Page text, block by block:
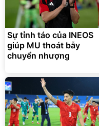
Sự tỉnh táo của INEOS
giúp MU thoát bẫy
chuyển nhượng